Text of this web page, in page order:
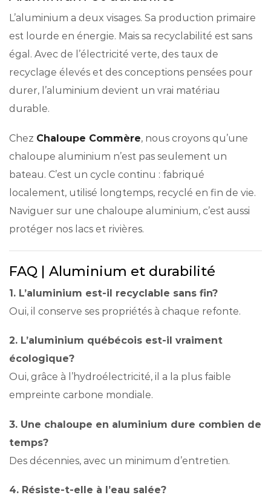
L’aluminium a deux visages. Sa production primaire
est lourde en énergie. Mais sa recyclabilité est sans
égal. Avec de l’électricité verte, des taux de
recyclage élevés et des conceptions pensées pour
durer, l’aluminium devient un vrai matériau
durable.
Chez Chaloupe Commère, nous croyons qu’une
chaloupe aluminium n’est pas seulement un
bateau. C’est un cycle continu : fabriqué
localement, utilisé longtemps, recyclé en fin de vie.
Naviguer sur une chaloupe aluminium, c’est aussi
protéger nos lacs et rivières.
FAQ | Aluminium et durabilité
1. L’aluminium est-il recyclable sans fin?
Oui, il conserve ses propriétés à chaque refonte.
2. L’aluminium québécois est-il vraiment
écologique?
Oui, grâce à l’hydroélectricité, il a la plus faible
empreinte carbone mondiale.
3. Une chaloupe en aluminium dure combien de
temps?
Des décennies, avec un minimum d’entretien.
4. Résiste-t-elle à l’eau salée?